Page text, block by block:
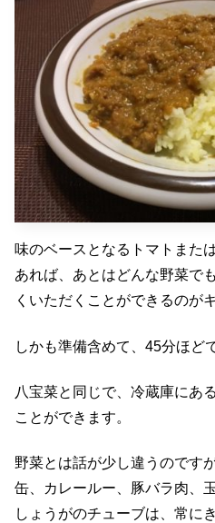
味のベースとなるトマトまた
あれば、あとはどんな野菜で
くいただくことができるのが
しかも準備含めて、45分ほど
八宝菜と同じで、冷蔵庫にあ
ことができます。
野菜とは話が少し違うのです
缶、カレールー、豚バラ肉、
しょうがのチューブは、常に